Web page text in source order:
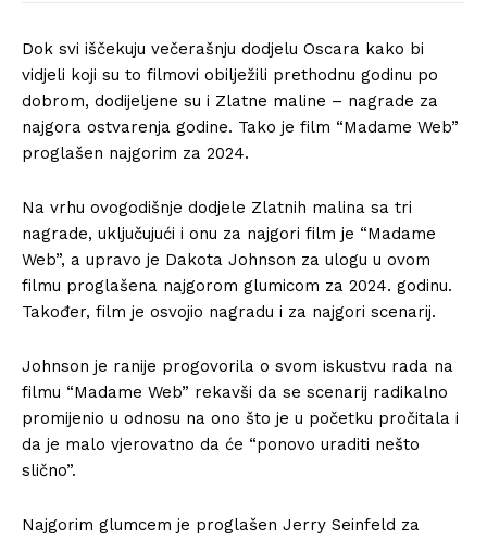
Dok svi iščekuju večerašnju dodjelu Oscara kako bi
vidjeli koji su to filmovi obilježili prethodnu godinu po
dobrom, dodijeljene su i Zlatne maline – nagrade za
najgora ostvarenja godine. Tako je film “Madame Web”
proglašen najgorim za 2024.
Na vrhu ovogodišnje dodjele Zlatnih malina sa tri
nagrade, uključujući i onu za najgori film je “Madame
Web”, a upravo je Dakota Johnson za ulogu u ovom
filmu proglašena najgorom glumicom za 2024. godinu.
Također, film je osvojio nagradu i za najgori scenarij.
Johnson je ranije progovorila o svom iskustvu rada na
filmu “Madame Web” rekavši da se scenarij radikalno
promijenio u odnosu na ono što je u početku pročitala i
da je malo vjerovatno da će “ponovo uraditi nešto
slično”.
Najgorim glumcem je proglašen Jerry Seinfeld za